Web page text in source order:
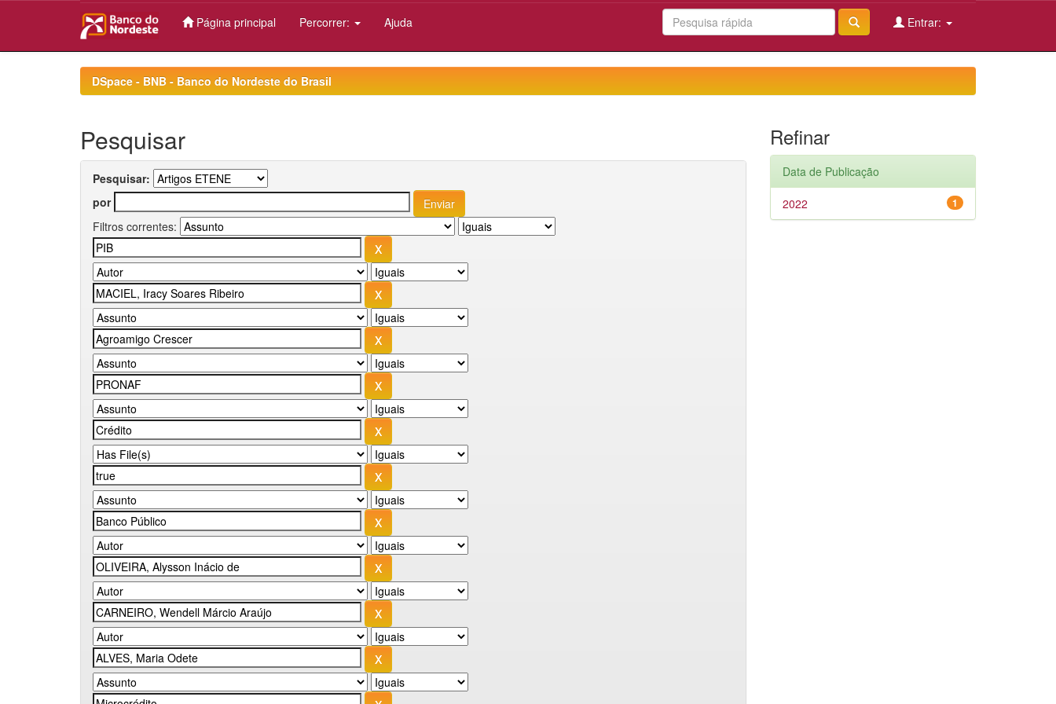
Página principal Percorrer: Ajuda Entrar:
DSpace - BNB - Banco do Nordeste do Brasil
Pesquisar
Pesquisar:
por
Filtros correntes:
Refinar
Data de Publicação
1
2022